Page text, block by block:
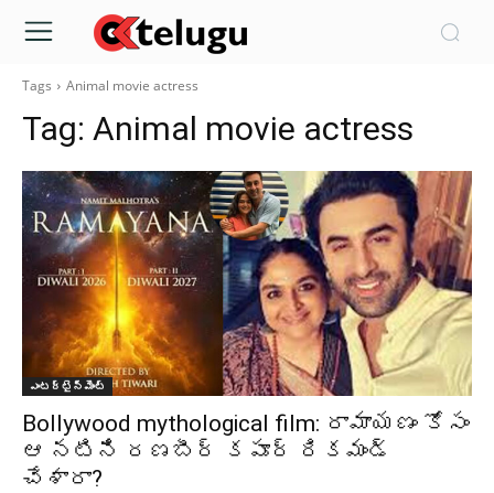
Tags Animal movie actress
Tag: Animal movie actress
ఎంటర్టైన్మెంట్
Bollywood mythological film: రామాయణం కోసం
ఆ నటిని రణబీర్ కపూర్ రికమండ్
చేశారా?